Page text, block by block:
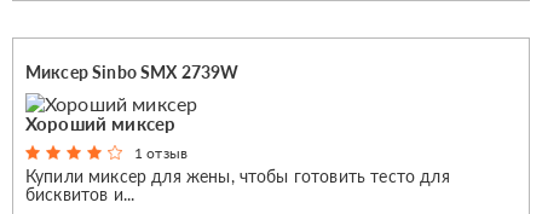
Миксер Sinbo SMX 2739W
Хороший миксер
1 отзыв
Купили миксер для жены, чтобы готовить тесто для
бисквитов и...